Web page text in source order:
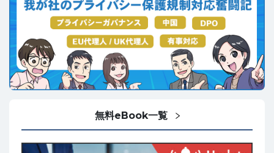
無料eBook一覧